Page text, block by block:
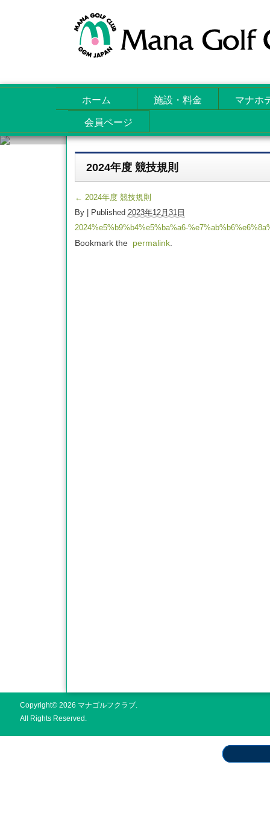
ホーム 施設・料金 マナホ
会員ページ
Attachments
2024年度 競技規則
← 2024年度 競技規則
By
Published 2023年12月31日
2024%e5%b9%b4%e5%ba%a6-
Bookmark thepermalink.
Copyright© 2026 マナゴルフクラブ.
All Rights Reserved.